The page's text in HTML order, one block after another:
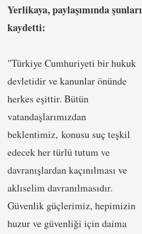
Yerlikaya, paylaşımında şunları
kaydetti:
"Türkiye Cumhuriyeti bir hukuk
devletidir ve kanunlar önünde
herkes eşittir. Bütün
vatandaşlarımızdan
beklentimiz, konusu suç teşkil
edecek her türlü tutum ve
davranışlardan kaçınılması ve
aklıselim davranılmasıdır.
Güvenlik güçlerimiz, hepimizin
huzur ve güvenliği için daima